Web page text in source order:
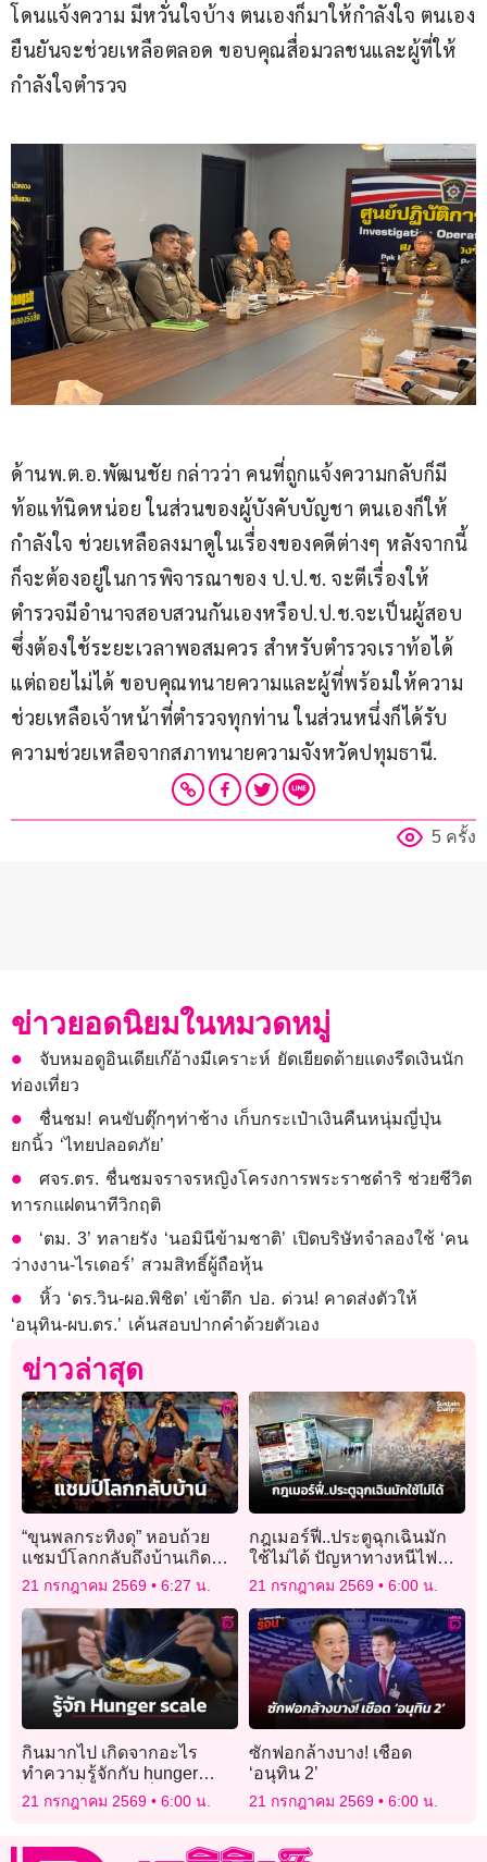
โดนแจ้งความ มีหวั่นใจบ้าง ตนเองก็มาให้กำลังใจ ตนเอง
ยืนยันจะช่วยเหลือตลอด ขอบคุณสื่อมวลชนและผู้ที่ให้
กำลังใจตำรวจ
ด้านพ.ต.อ.พัฒนชัย กล่าวว่า คนที่ถูกแจ้งความกลับก็มี
ท้อแท้นิดหน่อย ในส่วนของผู้บังคับบัญชา ตนเองก็ให้
กำลังใจ ช่วยเหลือลงมาดูในเรื่องของคดีต่างๆ หลังจากนี้
ก็จะต้องอยู่ในการพิจารณาของ ป.ป.ช. จะตีเรื่องให้
ตำรวจมีอำนาจสอบสวนกันเองหรือป.ป.ช.จะเป็นผู้สอบ
ซึ่งต้องใช้ระยะเวลาพอสมควร สำหรับตำรวจเราท้อได้
แต่ถอยไม่ได้ ขอบคุณทนายความและผู้ที่พร้อมให้ความ
ช่วยเหลือเจ้าหน้าที่ตำรวจทุกท่าน ในส่วนหนึ่งก็ได้รับ
ความช่วยเหลือจากสภาทนายความจังหวัดปทุมธานี.
5 ครั้ง
ข่าวยอดนิยมในหมวดหมู่
จับหมอดูอินเดียเก๊อ้างมีเคราะห์ ยัดเยียดด้ายแดงรีดเงินนัก
ท่องเที่ยว
ชื่นชม! คนขับตุ๊กๆท่าช้าง เก็บกระเป๋าเงินคืนหนุ่มญี่ปุ่น
ยกนิ้ว ‘ไทยปลอดภัย’
ศจร.ตร. ชื่นชมจราจรหญิงโครงการพระราชดำริ ช่วยชีวิต
ทารกแฝดนาทีวิกฤติ
‘ตม. 3’ ทลายรัง ‘นอมินีข้ามชาติ’ เปิดบริษัทจำลองใช้ ‘คน
ว่างงาน-ไรเดอร์’ สวมสิทธิ์ผู้ถือหุ้น
หิ้ว ‘ดร.วิน-ผอ.พิชิต’ เข้าตึก ปอ. ด่วน! คาดส่งตัวให้
‘อนุทิน-ผบ.ตร.’ เค้นสอบปากคำด้วยตัวเอง
ข่าวล่าสุด
“ขุนพลกระทิงดุ” หอบถ้วย
แชมป์โลกกลับถึงบ้านเกิด
แล้ว
21 กรกฎาคม 2569 6:27 น.
กฎเมอร์ฟี่..ประตูฉุกเฉินมัก
ใช้ไม่ได้ ปัญหาทางหนีไฟ
หรือจิตสำนึกปลอดภัย
21 กรกฎาคม 2569 6:00 น.
กินมากไป เกิดจากอะไร
ทำความรู้จักกับ hunger
scale เพื่อปรับเปลี่ยน
พฤติกรรมกินให้พอดี
21 กรกฎาคม 2569 6:00 น.
ซักฟอกล้างบาง! เชือด
‘อนุทิน 2’
21 กรกฎาคม 2569 6:00 น.